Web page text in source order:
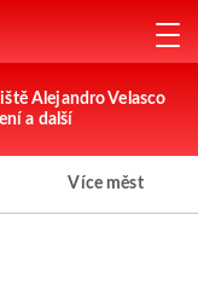
Alejandro Velasco
a další
Více měst